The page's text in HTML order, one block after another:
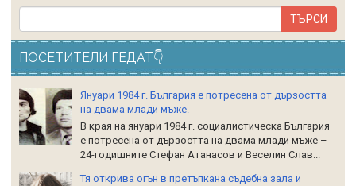
ПОСЕТИТЕЛИ ГЕДАТ👇
Януари 1984 г. България е потресена от дързостта
на двама млади мъже.
В края на януари 1984 г. социалистическа България
е потресена от дързостта на двама млади мъже –
24-годишните Стефан Атанасов и Веселин Слав...
Тя открива огън в претъпкана съдебна зала и